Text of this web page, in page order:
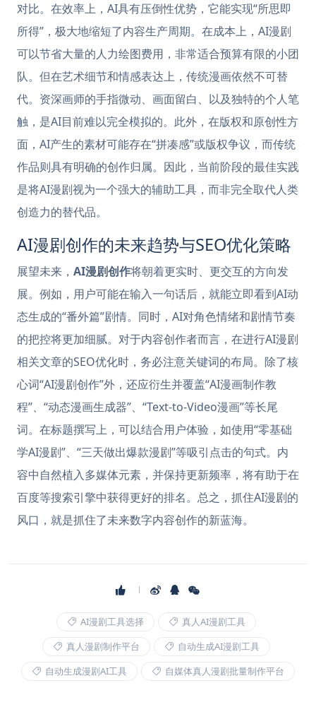
对比。在效率上，AI具有压倒性优势，它能实现“所思即
所得”，极大地缩短了内容生产周期。在成本上，AI漫剧
可以节省大量的人力绘图费用，非常适合预算有限的小团
队。但在艺术细节和情感表达上，传统漫画依然不可替
代。资深画师的手指微动、画面留白、以及独特的个人笔
触，是AI目前难以完全模拟的。此外，在版权和原创性方
面，AI产生的素材可能存在“拼凑感”或版权争议，而传统
作品则具有明确的创作归属。因此，当前阶段的最佳实践
是将AI漫剧视为一个强大的辅助工具，而非完全取代人类
创造力的替代品。
AI漫剧创作的未来趋势与SEO优化策略
展望未来， AI漫剧创作将朝着更实时、更交互的方向发
展。例如，用户可能在输入一句话后，就能立即看到AI动
态生成的“番外篇”剧情。同时，AI对角色情绪和剧情节奏
的把控将更加细腻。对于内容创作者而言，在进行AI漫剧
相关文章的SEO优化时，务必注意关键词的布局。除了核
心词“AI漫剧创作”外，还应衍生并覆盖“AI漫画制作教
程”、“动态漫画生成器”、“Text-to-Video漫画”等长尾
词。在标题撰写上，可以结合用户体验，如使用“零基础
学AI漫剧”、“三天做出爆款漫剧”等吸引点击的句式。内
容中自然植入多媒体元素，并保持更新频率，将有助于在
百度等搜索引擎中获得更好的排名。总之，抓住AI漫剧的
风口，就是抓住了未来数字内容创作的新蓝海。
AI漫剧工具选择
真人AI漫剧工具
真人漫剧制作平台
自动生成AI漫剧工具
自动生成漫剧AI工具
自媒体真人漫剧批量制作平台